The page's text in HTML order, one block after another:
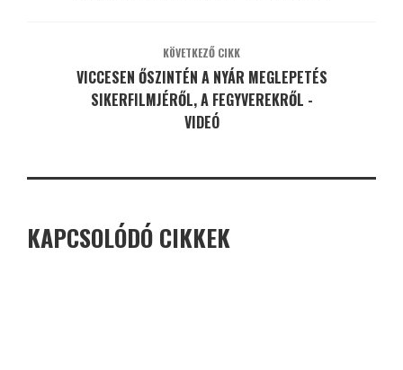
KÖVETKEZŐ CIKK
VICCESEN ŐSZINTÉN A NYÁR MEGLEPETÉS
SIKERFILMJÉRŐL, A FEGYVEREKRŐL -
VIDEÓ
KAPCSOLÓDÓ CIKKEK